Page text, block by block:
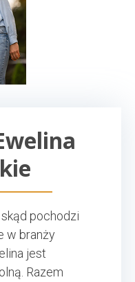
pochodzi
w branży
jest
Razem